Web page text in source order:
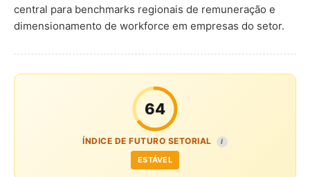
central para benchmarks regionais de remuneração e
dimensionamento de workforce em empresas do setor.
64
ÍNDICE DE FUTURO SETORIAL I
ESTÁVEL